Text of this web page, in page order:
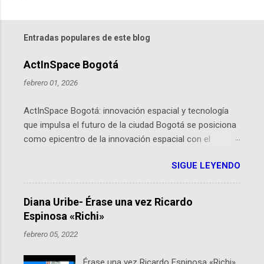
Entradas populares de este blog
ActInSpace Bogotá
febrero 01, 2026
ActInSpace Bogotá: innovación espacial y tecnología
que impulsa el futuro de la ciudad Bogotá se posiciona
como epicentro de la innovación espacial con el
hackathon global que convierte tecnologías de la
Agencia Espacial Europea en soluciones prácticas para
la vida cotidiana. Este evento, organizado por el
Planetario de Bogotá del Idartes y la Universidad de los
Andes, reúne a expertos como el presidente de Airbus
Colombia y líderes del sector aeroespacial para inspirar
SIGUE LEYENDO
Diana Uribe- Érase una vez Ricardo
Espinosa «Richi»
febrero 05, 2022